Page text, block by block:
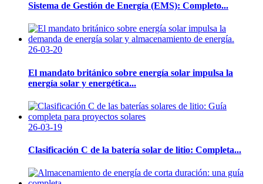
Sistema de Gestión de Energía (EMS): Completo...
26-03-20
El mandato británico sobre energía solar impulsa la
energía solar y energética...
26-03-19
Clasificación C de la batería solar de litio: Completa...